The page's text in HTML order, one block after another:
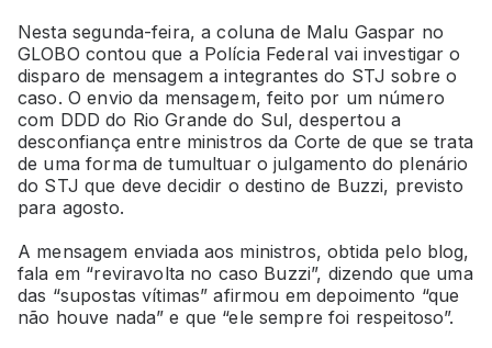
Nesta segunda-feira, a coluna de Malu Gaspar no
GLOBO contou que a Polícia Federal vai investigar o
disparo de mensagem a integrantes do STJ sobre o
caso. O envio da mensagem, feito por um número
com DDD do Rio Grande do Sul, despertou a
desconfiança entre ministros da Corte de que se trata
de uma forma de tumultuar o julgamento do plenário
do STJ que deve decidir o destino de Buzzi, previsto
para agosto.
A mensagem enviada aos ministros, obtida pelo blog,
fala em “reviravolta no caso Buzzi”, dizendo que uma
das “supostas vítimas” afirmou em depoimento “que
não houve nada” e que “ele sempre foi respeitoso”.